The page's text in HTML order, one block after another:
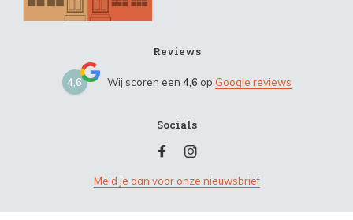
Reviews
4,6 Wij scoren een 4,6 op Google reviews
Socials
Meld je aan voor onze nieuwsbrief